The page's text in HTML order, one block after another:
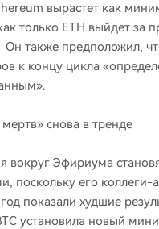
вырастет как
только ETH выйдет за
Он также предположил,
к концу цикла
снова в тренде
вокруг Эфириума
поскольку его коллеги-
показали худшие
установила новый